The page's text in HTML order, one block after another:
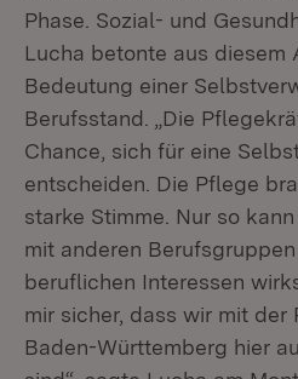
Phase. Sozial- und
Lucha betonte aus diesem
Bedeutung einer
Berufsstand. „Die
Chance, sich für eine
entscheiden. Die Pflege
starke Stimme. Nur so
mit anderen
beruflichen Interessen
mir sicher, dass wir mit der
Baden-Württemberg hier